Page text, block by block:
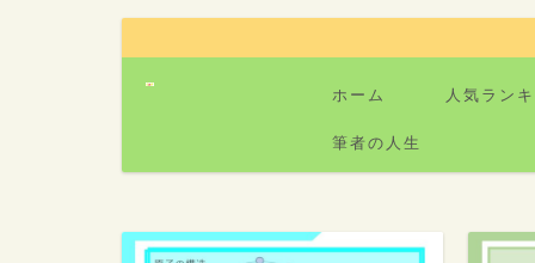
ホーム 人気ラン
筆者の人生